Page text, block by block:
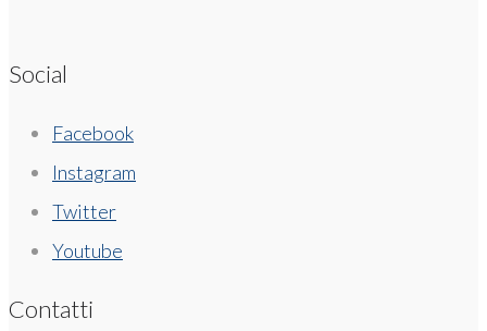
Social
Facebook
Instagram
Twitter
Youtube
Contatti